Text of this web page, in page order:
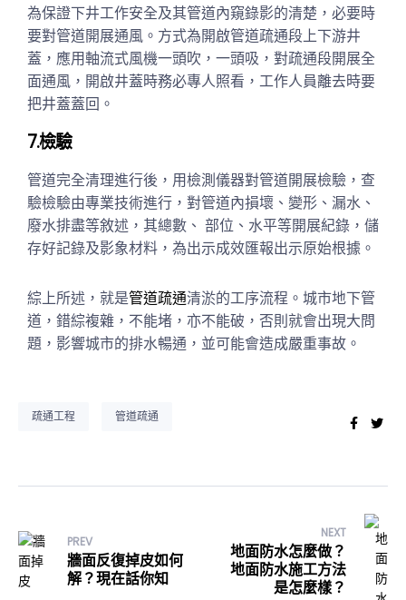
為保證下井工作安全及其管道內窺錄影的清楚，必要時
要對管道開展通風。方式為開啟管道疏通段上下游井
蓋，應用軸流式風機一頭吹，一頭吸，對疏通段開展全
面通風，開啟井蓋時務必專人照看，工作人員離去時要
把井蓋蓋回。
7.檢驗
管道完全清理進行後，用檢測儀器對管道開展檢驗，查
驗檢驗由專業技術進行，對管道內損壞、變形、漏水、
廢水排盡等敘述，其總數、 部位、水平等開展紀錄，儲
存好記錄及影象材料，為出示成效匯報出示原始根據。
綜上所述，就是管道疏通清淤的工序流程。城市地下管
道，錯綜複雜，不能堵，亦不能破，否則就會出現大問
題，影響城市的排水暢通，並可能會造成嚴重事故。
疏通工程 管道疏通
PREV
牆面反復掉皮如何
解？現在話你知
NEXT
地面防水怎麼做？
地面防水施工方法
是怎麼樣？